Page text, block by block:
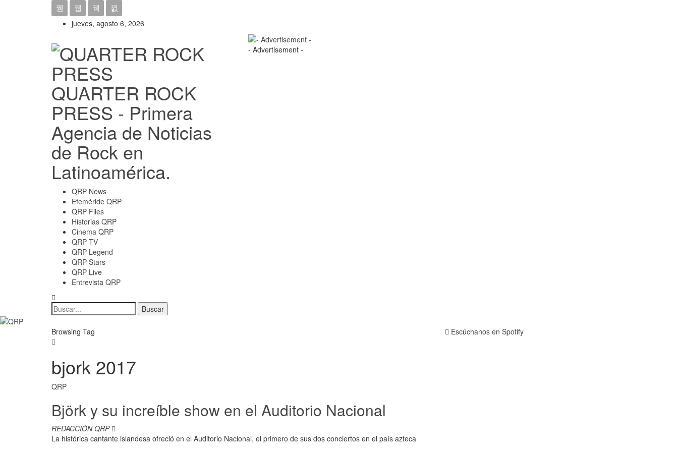
jueves, agosto 6, 2026
QUARTER ROCK
PRESS - Primera
Agencia de Noticias
de Rock en
Latinoamérica.
- Advertisement -
QRP News
Efeméride QRP
QRP Files
Historias QRP
Cinema QRP
QRP TV
QRP Legend
QRP Stars
QRP Live
Entrevista QRP
Browsing Tag
bjork 2017
QRP
Björk y su increíble show en el Auditorio Nacional
REDACCIÓN QRP
La histórica cantante islandesa ofreció en el Auditorio Nacional, el primero de sus dos conciertos en el país azteca
Escúchanos en Spotify